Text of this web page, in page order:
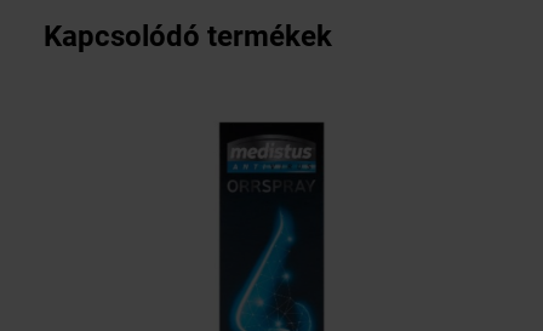
Kapcsolódó termékek